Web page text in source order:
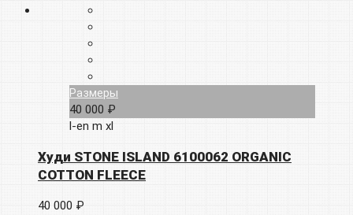
Размеры
40 000 ₽
l-en m xl
Худи STONE ISLAND 6100062 ORGANIC
COTTON FLEECE
40 000 ₽